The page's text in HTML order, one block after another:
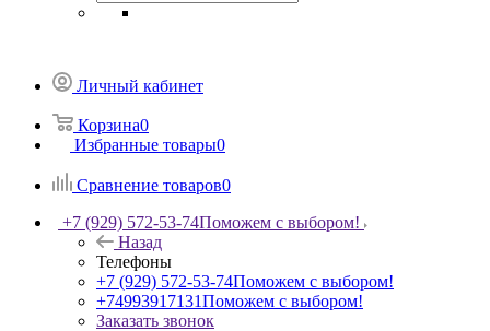
Личный кабинет
Корзина0
Избранные товары0
Сравнение товаров0
+7 (929) 572-53-74Поможем с выбором!
Назад
Телефоны
+7 (929) 572-53-74Поможем с выбором!
+74993917131Поможем с выбором!
Заказать звонок